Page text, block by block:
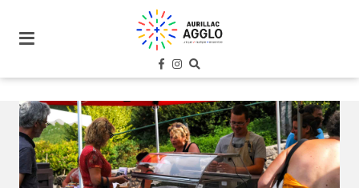
site
menu
aller au
contenu